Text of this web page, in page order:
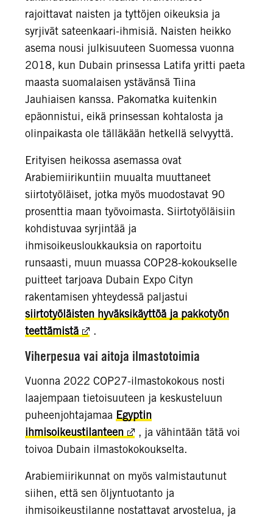
rajoittavat naisten ja tyttöjen oikeuksia ja
syrjivät sateenkaari-ihmisiä. Naisten heikko
asema nousi julkisuuteen Suomessa vuonna
2018, kun Dubain prinsessa Latifa yritti paeta
maasta suomalaisen ystävänsä Tiina
Jauhiaisen kanssa. Pakomatka kuitenkin
epäonnistui, eikä prinsessan kohtalosta ja
olinpaikasta ole tälläkään hetkellä selvyyttä.
Erityisen heikossa asemassa ovat
Arabiemiirikuntiin muualta muuttaneet
siirtotyöläiset, jotka myös muodostavat 90
prosenttia maan työvoimasta. Siirtotyöläisiin
kohdistuvaa syrjintää ja
ihmisoikeusloukkauksia on raportoitu
runsaasti, muun muassa COP28-kokoukselle
puitteet tarjoava Dubain Expo Cityn
rakentamisen yhteydessä paljastui
siirtotyöläisten hyväksikäyttöä ja pakkotyön
teettämistä
.
Viherpesua vai aitoja ilmastotoimia
Vuonna 2022 COP27-ilmastokokous nosti
laajempaan tietoisuuteen ja keskusteluun
puheenjohtajamaa Egyptin
ihmisoikeustilanteen
, ja vähintään tätä voi
toivoa Dubain ilmastokokoukselta.
Arabiemiirikunnat on myös valmistautunut
siihen, että sen öljyntuotanto ja
ihmisoikeustilanne nostattavat arvostelua, ja